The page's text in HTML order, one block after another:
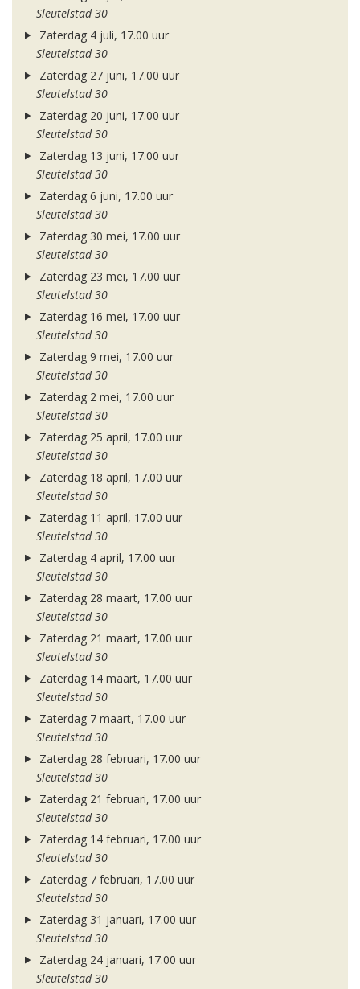
Sleutelstad 30
Zaterdag 4 juli, 17.00 uur
Sleutelstad 30
Zaterdag 27 juni, 17.00 uur
Sleutelstad 30
Zaterdag 20 juni, 17.00 uur
Sleutelstad 30
Zaterdag 13 juni, 17.00 uur
Sleutelstad 30
Zaterdag 6 juni, 17.00 uur
Sleutelstad 30
Zaterdag 30 mei, 17.00 uur
Sleutelstad 30
Zaterdag 23 mei, 17.00 uur
Sleutelstad 30
Zaterdag 16 mei, 17.00 uur
Sleutelstad 30
Zaterdag 9 mei, 17.00 uur
Sleutelstad 30
Zaterdag 2 mei, 17.00 uur
Sleutelstad 30
Zaterdag 25 april, 17.00 uur
Sleutelstad 30
Zaterdag 18 april, 17.00 uur
Sleutelstad 30
Zaterdag 11 april, 17.00 uur
Sleutelstad 30
Zaterdag 4 april, 17.00 uur
Sleutelstad 30
Zaterdag 28 maart, 17.00 uur
Sleutelstad 30
Zaterdag 21 maart, 17.00 uur
Sleutelstad 30
Zaterdag 14 maart, 17.00 uur
Sleutelstad 30
Zaterdag 7 maart, 17.00 uur
Sleutelstad 30
Zaterdag 28 februari, 17.00 uur
Sleutelstad 30
Zaterdag 21 februari, 17.00 uur
Sleutelstad 30
Zaterdag 14 februari, 17.00 uur
Sleutelstad 30
Zaterdag 7 februari, 17.00 uur
Sleutelstad 30
Zaterdag 31 januari, 17.00 uur
Sleutelstad 30
Zaterdag 24 januari, 17.00 uur
Sleutelstad 30